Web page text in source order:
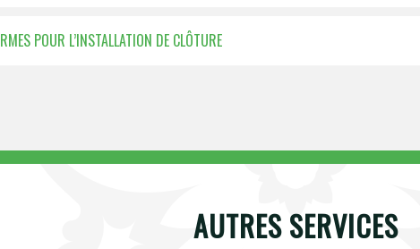
POUR L’INSTALLATION DE CLÔTURE
AUTRES SERVICES